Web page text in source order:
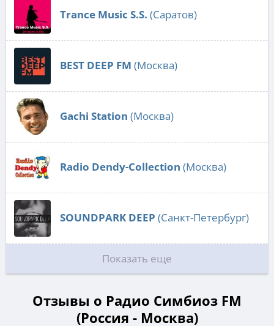
Trance Music S.S. (Саратов)
BEST DEEP FM (Москва)
Gachi Station (Москва)
Radio Dendy-Collection (Москва)
SOUNDPARK DEEP (Санкт-Петербург)
Показать еще
Отзывы о Радио Симбиоз FM
(Россия - Москва)